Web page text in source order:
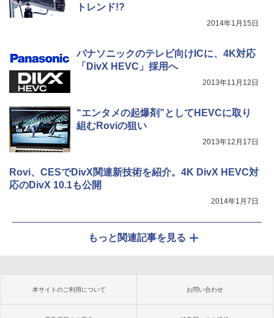
トレンド!?
2014年1月15日
パナソニックのテレビ向けICに、4K対応
「DivX HEVC」採用へ
2013年11月12日
“エンタメの起爆剤”としてHEVCに取り
組むRoviの狙い
2013年12月17日
Rovi、CESでDivX関連新技術を紹介。4K DivX HEVC対
応のDivX 10.1も公開
2014年1月7日
もっと関連記事を見る
本サイトのご利用について お問い合わせ